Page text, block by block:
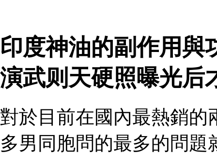
印度神油的副作用與
演武则天硬照曝光后
對於目前在國內最熱銷的
多男同胞問的最多的問